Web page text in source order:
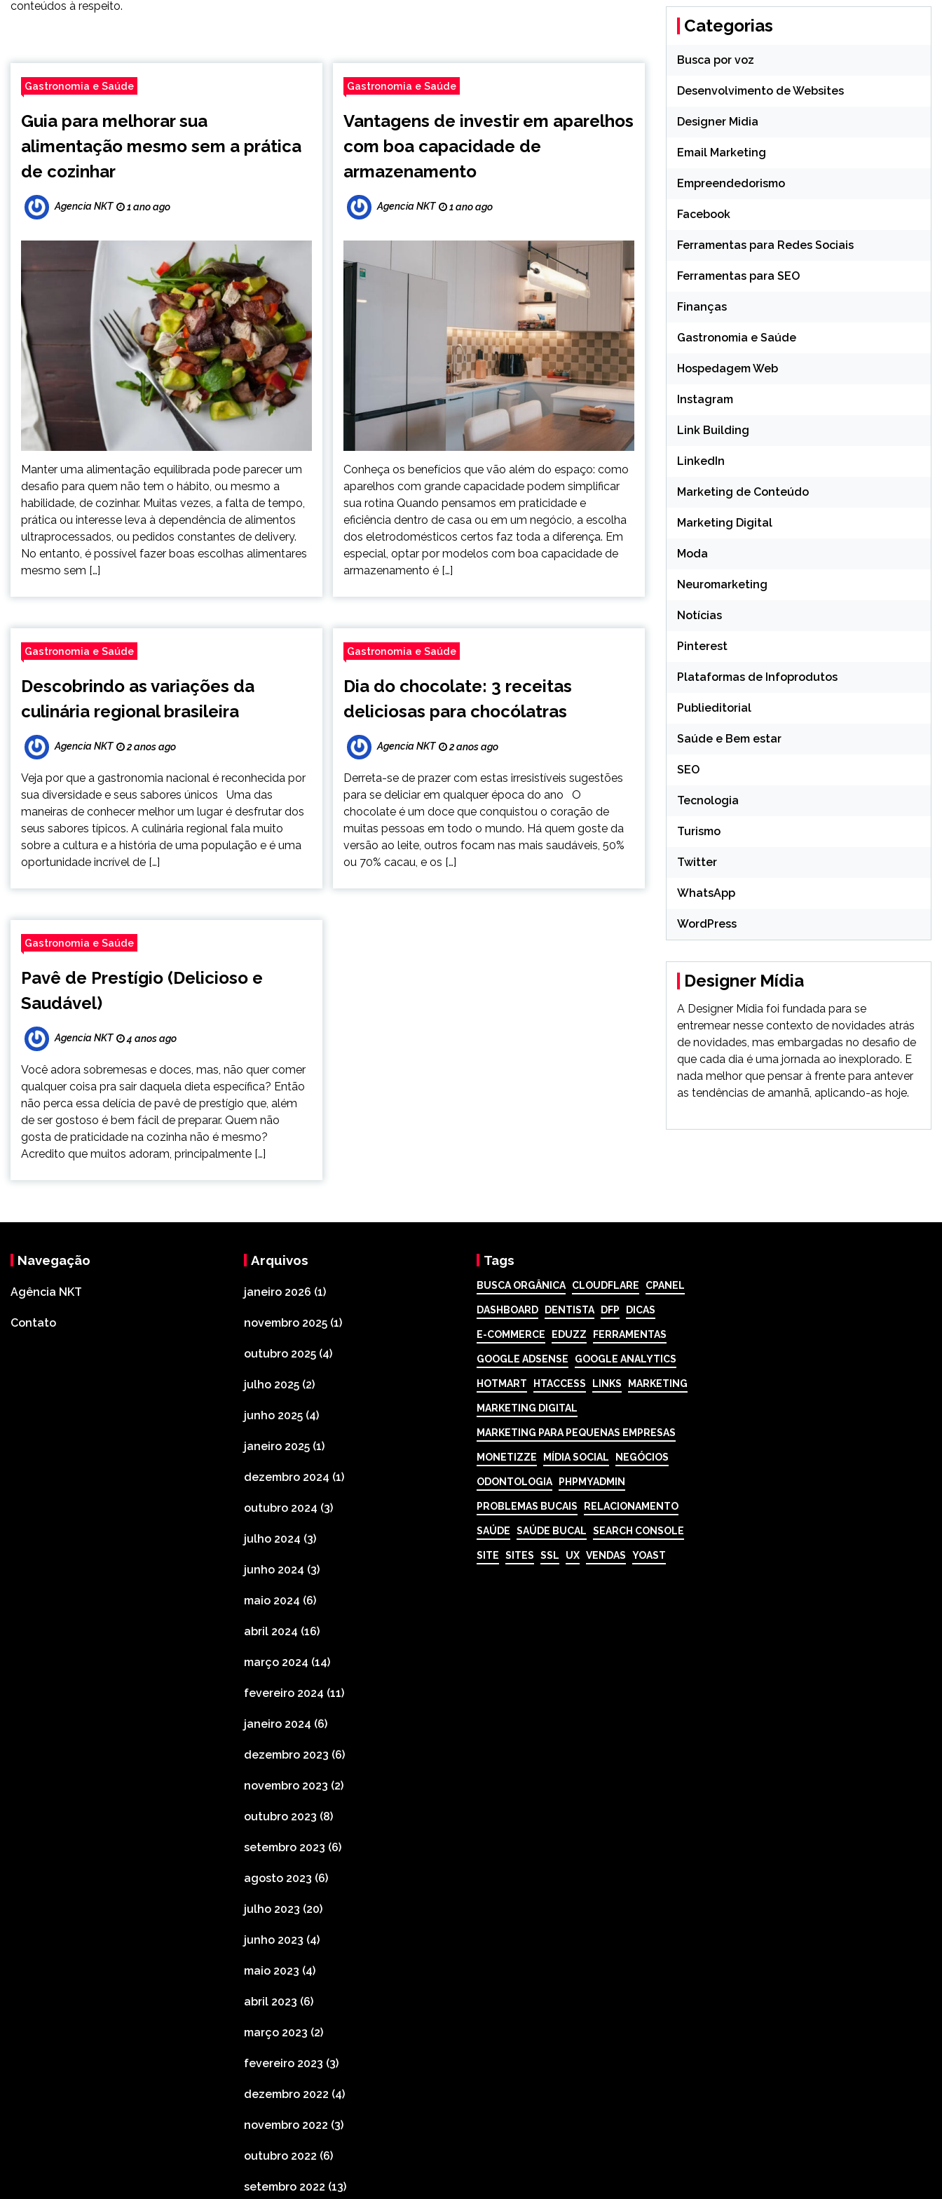
conteúdos à respeito.
Gastronomia e Saúde
Guia para melhorar sua
alimentação mesmo sem a prática
de cozinhar
Agencia NKT 1 ano ago
Manter uma alimentação equilibrada pode parecer um
desafio para quem não tem o hábito, ou mesmo a
habilidade, de cozinhar. Muitas vezes, a falta de tempo,
prática ou interesse leva à dependência de alimentos
ultraprocessados, ou pedidos constantes de delivery.
No entanto, é possível fazer boas escolhas alimentares
mesmo sem […]
Gastronomia e Saúde
Vantagens de investir em aparelhos
com boa capacidade de
armazenamento
Agencia NKT 1 ano ago
Conheça os benefícios que vão além do espaço: como
aparelhos com grande capacidade podem simplificar
sua rotina Quando pensamos em praticidade e
eficiência dentro de casa ou em um negócio, a escolha
dos eletrodomésticos certos faz toda a diferença. Em
especial, optar por modelos com boa capacidade de
armazenamento é […]
Gastronomia e Saúde
Descobrindo as variações da
culinária regional brasileira
Agencia NKT 2 anos ago
Veja por que a gastronomia nacional é reconhecida por
sua diversidade e seus sabores únicos Uma das
maneiras de conhecer melhor um lugar é desfrutar dos
seus sabores típicos. A culinária regional fala muito
sobre a cultura e a história de uma população e é uma
oportunidade incrível de […]
Gastronomia e Saúde
Dia do chocolate: 3 receitas
deliciosas para chocólatras
Agencia NKT 2 anos ago
Derreta-se de prazer com estas irresistíveis sugestões
para se deliciar em qualquer época do ano O
chocolate é um doce que conquistou o coração de
muitas pessoas em todo o mundo. Há quem goste da
versão ao leite, outros focam nas mais saudáveis, 50%
ou 70% cacau, e os […]
Gastronomia e Saúde
Pavê de Prestígio (Delicioso e
Saudável)
Agencia NKT 4 anos ago
Você adora sobremesas e doces, mas, não quer comer
qualquer coisa pra sair daquela dieta específica? Então
não perca essa delícia de pavê de prestígio que, além
de ser gostoso é bem fácil de preparar. Quem não
gosta de praticidade na cozinha não é mesmo?
Acredito que muitos adoram, principalmente […]
Categorias
Busca por voz
Desenvolvimento de Websites
Designer Midia
Email Marketing
Empreendedorismo
Facebook
Ferramentas para Redes Sociais
Ferramentas para SEO
Finanças
Gastronomia e Saúde
Hospedagem Web
Instagram
Link Building
LinkedIn
Marketing de Conteúdo
Marketing Digital
Moda
Neuromarketing
Notícias
Pinterest
Plataformas de Infoprodutos
Publieditorial
Saúde e Bem estar
SEO
Tecnologia
Turismo
Twitter
WhatsApp
WordPress
Designer Mídia
A Designer Mídia foi fundada para se
entremear nesse contexto de novidades atrás
de novidades, mas embargadas no desafio de
que cada dia é uma jornada ao inexplorado. E
nada melhor que pensar à frente para antever
as tendências de amanhã, aplicando-as hoje.
Navegação
Agência NKT
Contato
Arquivos
janeiro 2026 (1)
novembro 2025(1)
outubro 2025(4)
julho 2025(2)
junho 2025(4)
janeiro 2025(1)
dezembro 2024 (1)
outubro 2024 (3)
julho 2024 (3)
junho 2024 (3)
maio 2024 (6)
abril 2024 (16)
março 2024 (14)
fevereiro 2024 (11)
janeiro 2024 (6)
dezembro 2023 (6)
novembro 2023 (2)
outubro 2023 (8)
setembro 2023 (6)
agosto 2023 (6)
julho 2023 (20)
junho 2023 (4)
maio 2023 (4)
abril 2023 (6)
março 2023 (2)
fevereiro 2023 (3)
dezembro 2022 (4)
novembro 2022 (3)
outubro 2022 (6)
setembro 2022 (13)
Tags
BUSCA ORGÂNICA CLOUDFLARE CPANEL
DASHBOARD DENTISTA DFP DICAS
E-COMMERCE EDUZZ FERRAMENTAS
GOOGLE ADSENSE GOOGLE ANALYTICS
HOTMART HTACCESS LINKS MARKETING
MARKETING DIGITAL
MARKETING PARA PEQUENAS EMPRESAS
MONETIZZE MÍDIA SOCIAL NEGÓCIOS
ODONTOLOGIA PHPMYADMIN
PROBLEMAS BUCAIS RELACIONAMENTO
SAÚDE SAÚDE BUCAL SEARCH CONSOLE
SITE SITES SSL UX VENDAS YOAST